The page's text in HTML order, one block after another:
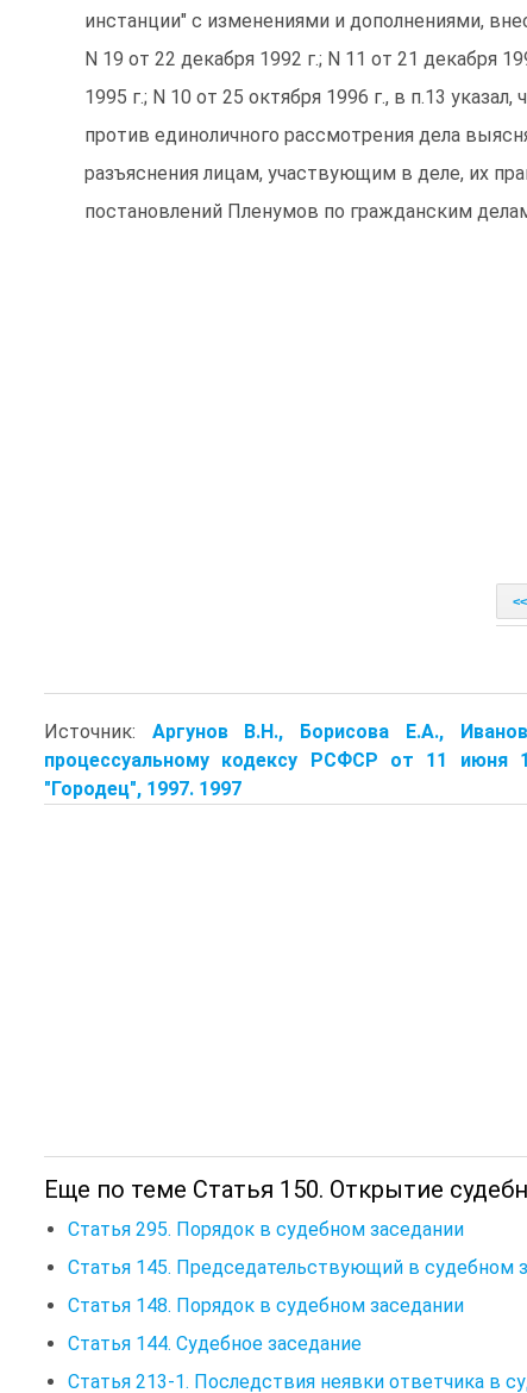
инстанции" с изменениями и дополнениями,
N 19 от 22 декабря 1992 г.; N 11 от 21 декабря
1995 г.; N 10 от 25 октября 1996 г., в п.13
против единоличного рассмотрения дела
разъяснения лицам, участвующим в деле, их
постановлений Пленумов по гражданским
<<
Источник: Аргунов В.Н., Борисова Е.А.,
процессуальному кодексу РСФСР от 11 июня
"Городец", 1997. 1997
Еще по теме Статья 150. Открытие
Статья 295. Порядок в судебном заседании
Статья 145. Председательствующий в судебном
Статья 148. Порядок в судебном заседании
Статья 144. Судебное заседание
Статья 213-1. Последствия неявки ответчика в